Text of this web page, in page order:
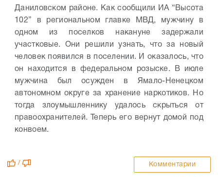
Даниловском районе. Как сообщили ИА “Высота
102” в региональном главке МВД, мужчину в
одном из поселков накануне задержали
участковые. Они решили узнать, что за новый
человек появился в поселении. И оказалось, что
он находится в федеральном розыске. В июле
мужчина был осужден в Ямало-Ненецком
автономном округе за хранение наркотиков. Но
тогда злоумышленнику удалось скрыться от
правоохранителей. Теперь его вернут домой под
конвоем.
/ Комментарии